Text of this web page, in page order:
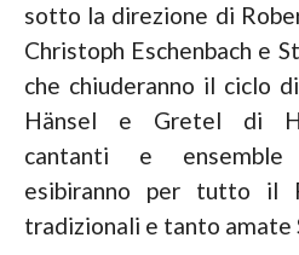
sotto la direzione di
Christoph Eschenbach e
che chiuderanno il ciclo
Hänsel e Gretel di
cantanti e ensemble
esibiranno per tutto il
tradizionali e tanto amate